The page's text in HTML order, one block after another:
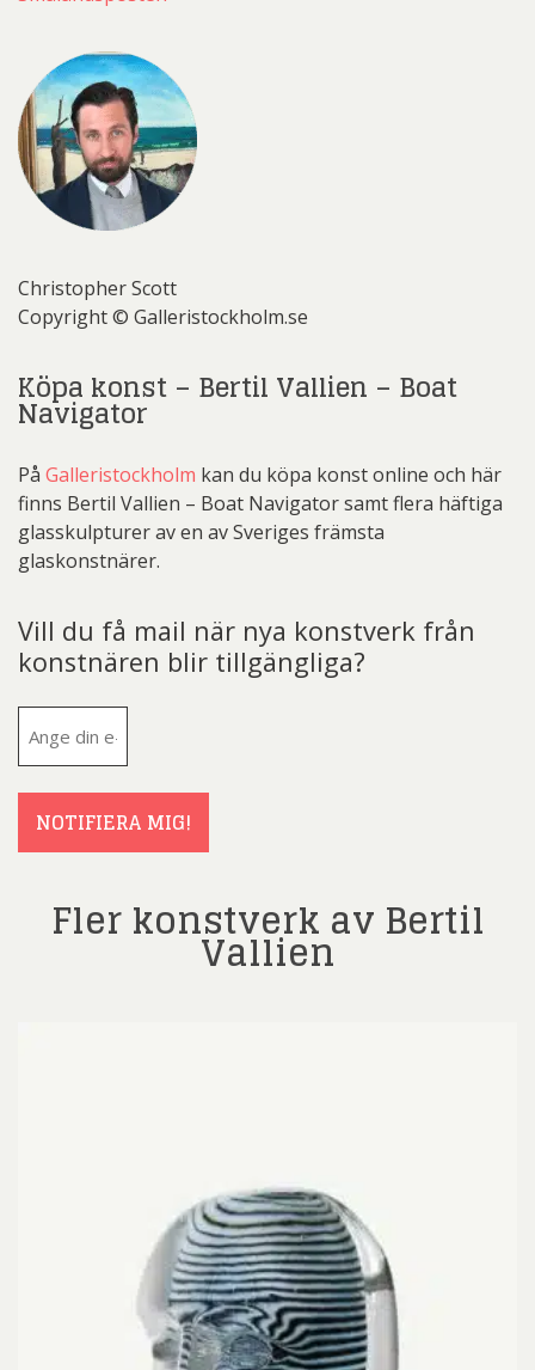
Christopher Scott
Copyright © Galleristockholm.se
Köpa konst – Bertil Vallien – Boat
Navigator
På Galleristockholm kan du köpa konst online och här
finns Bertil Vallien – Boat Navigator samt flera häftiga
glasskulpturer av en av Sveriges främsta
glaskonstnärer.
Vill du få mail när nya konstverk från
konstnären blir tillgängliga?
NOTIFIERA MIG!
Fler konstverk av Bertil
Vallien